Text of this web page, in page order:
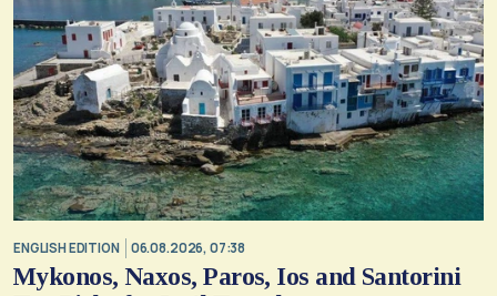
ENGLISH EDITION 06.08.2026, 07:38
Mykonos, Naxos, Paros, Ios and Santorini